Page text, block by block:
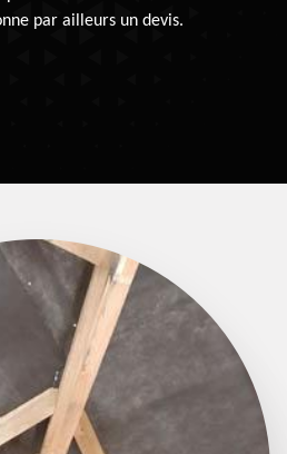
par ailleurs un devis.